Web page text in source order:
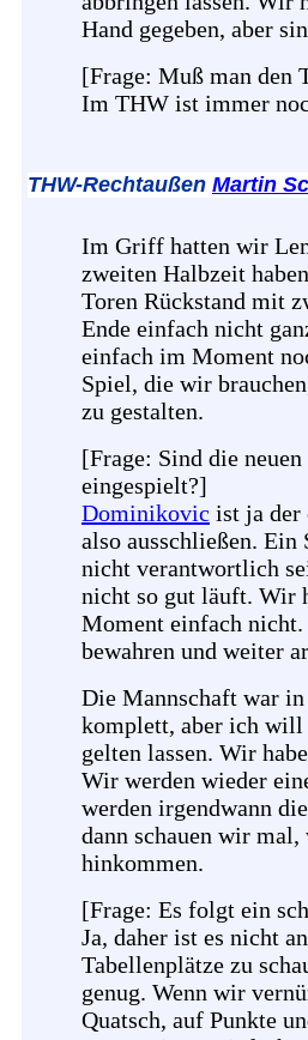
Hand gegeben, aber
[Frage: Muß man den
Im THW ist immer
THW-Rechtaußen Martin
Im Griff hatten wir
zweiten Halbzeit
Toren Rückstand mit
Ende einfach nicht
einfach im Moment
Spiel, die wir
zu gestalten.
[Frage: Sind die
eingespielt?]
Dominikovic ist ja der
also ausschließen.
nicht verantwortlich
nicht so gut läuft. Wir
Moment einfach nicht.
bewahren und weiter
Die Mannschaft war
komplett, aber ich will
gelten lassen. Wir
Wir werden wieder
werden irgendwann
dann schauen wir
hinkommen.
[Frage: Es folgt ein
Ja, daher ist es nicht
Tabellenplätze zu
genug. Wenn wir
Quatsch, auf Punkte